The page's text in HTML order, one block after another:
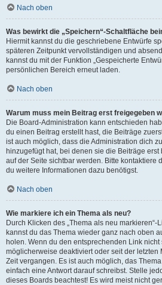
Nach oben
Was bewirkt die „Speichern“-Schaltfläche
Hiermit kannst du die geschriebene Entwürfe
späteren Zeitpunkt vervollständigen und
kannst du mit der Funktion „Gespeicherte
persönlichen Bereich erneut laden.
Nach oben
Warum muss mein Beitrag erst freigegeben
Die Board-Administration kann entschieden
du einen Beitrag erstellt hast, die Beiträge
ist auch möglich, dass die Administration dich
hinzugefügt hat, bei denen sie die Beiträge
auf der Seite sichtbar werden. Bitte kontaktiere
du weitere Informationen dazu benötigst.
Nach oben
Wie markiere ich ein Thema als neu?
Durch Klicken des „Thema als neu
kannst du das Thema wieder ganz nach oben
holen. Wenn du den entsprechenden Link
möglicherweise deaktiviert oder seit der letzten
Zeit vergangen. Es ist auch möglich, das
einfach eine Antwort darauf schreibst. Stelle
dieses Boards beachtest! Es wird meist nicht